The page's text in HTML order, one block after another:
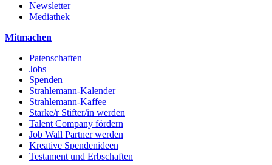
Newsletter
Mediathek
Mitmachen
Patenschaften
Jobs
Spenden
Strahlemann-Kalender
Strahlemann-Kaffee
Starke/r Stifter/in werden
Talent Company fördern
Job Wall Partner werden
Kreative Spendenideen
Testament und Erbschaften